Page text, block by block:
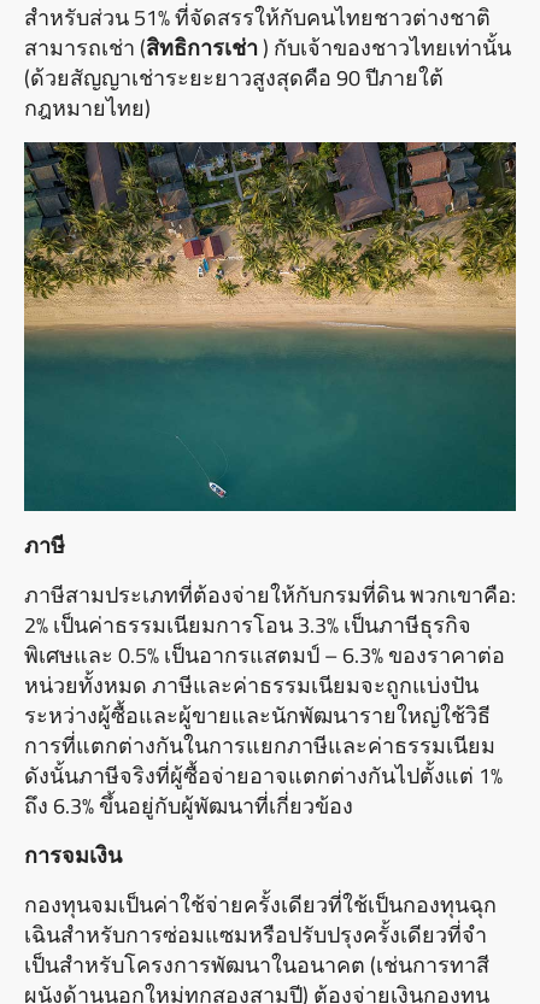
สําหรับส่วน 51% ที่จัดสรรให้กับคนไทยชาวต่างชาติ
สามารถเช่า (สิทธิการเช่า) กับเจ้าของชาวไทยเท่านั้น
(ด้วยสัญญาเช่าระยะยาวสูงสุดคือ 90 ปีภายใต้
กฎหมายไทย)
ภาษี
ภาษีสามประเภทที่ต้องจ่ายให้กับกรมที่ดิน พวกเขาคือ:
2% เป็นค่าธรรมเนียมการโอน 3.3% เป็นภาษีธุรกิจ
พิเศษและ 0.5% เป็นอากรแสตมป์ – 6.3% ของราคาต่อ
หน่วยทั้งหมด ภาษีและค่าธรรมเนียมจะถูกแบ่งปัน
ระหว่างผู้ซื้อและผู้ขายและนักพัฒนารายใหญ่ใช้วิธี
การที่แตกต่างกันในการแยกภาษีและค่าธรรมเนียม
ดังนั้นภาษีจริงที่ผู้ซื้อจ่ายอาจแตกต่างกันไปตั้งแต่ 1%
ถึง 6.3% ขึ้นอยู่กับผู้พัฒนาที่เกี่ยวข้อง
การจมเงิน
กองทุนจมเป็นค่าใช้จ่ายครั้งเดียวที่ใช้เป็นกองทุนฉุก
เฉินสําหรับการซ่อมแซมหรือปรับปรุงครั้งเดียวที่จํา
เป็นสําหรับโครงการพัฒนาในอนาคต (เช่นการทาสี
ผนังด้านนอกใหม่ทุกสองสามปี) ต้องจ่ายเงินกองทุน